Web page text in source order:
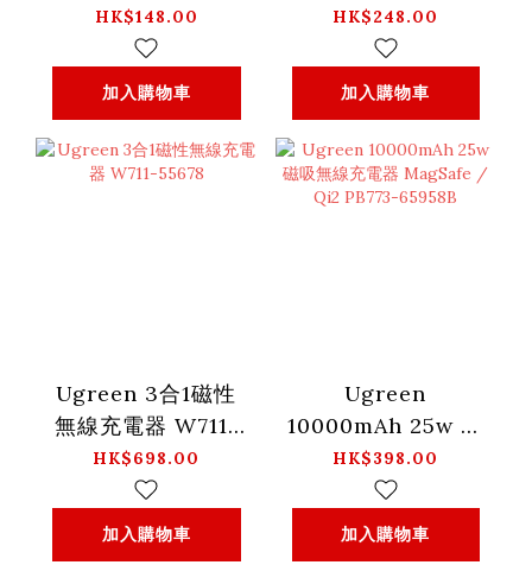
器-英規_CD305-
90878
HK$148.00
加入購物車
Port GaN 快速充電
器_X565-45226
HK$248.00
加入購物車
Ugreen 3合1磁性
無線充電器 W711-
55678
HK$698.00
加入購物車
Ugreen
10000mAh 25w 磁
吸無線充電器
MagSafe / Qi2
PB773-65958B
HK$398.00
加入購物車